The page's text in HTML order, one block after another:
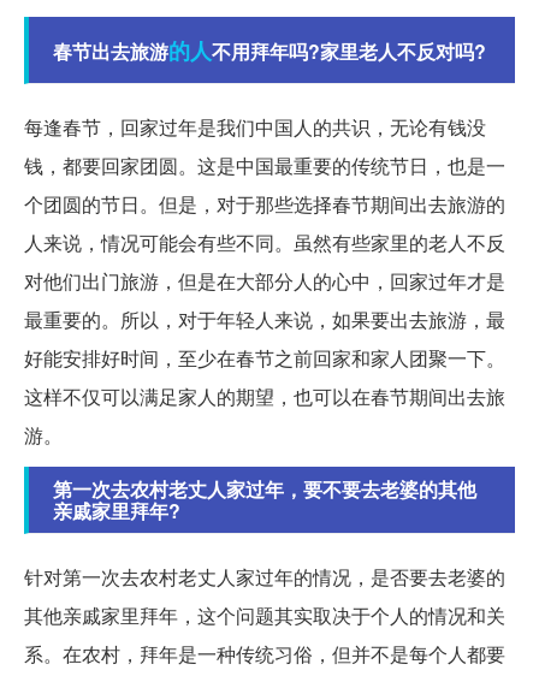
春节出去旅游的人不用拜年吗?家里老人不反对吗?
每逢春节，回家过年是我们中国人的共识，无论有钱没
钱，都要回家团圆。这是中国最重要的传统节日，也是一
个团圆的节日。但是，对于那些选择春节期间出去旅游的
人来说，情况可能会有些不同。虽然有些家里的老人不反
对他们出门旅游，但是在大部分人的心中，回家过年才是
最重要的。所以，对于年轻人来说，如果要出去旅游，最
好能安排好时间，至少在春节之前回家和家人团聚一下。
这样不仅可以满足家人的期望，也可以在春节期间出去旅
游。
第一次去农村老丈人家过年，要不要去老婆的其他
亲戚家里拜年?
针对第一次去农村老丈人家过年的情况，是否要去老婆的
其他亲戚家里拜年，这个问题其实取决于个人的情况和关
系。在农村，拜年是一种传统习俗，但并不是每个人都要